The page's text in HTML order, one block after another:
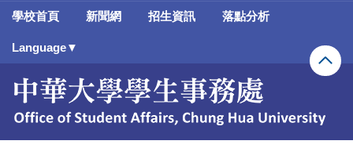
跳
主
容
區
學校首頁 新聞網 招生資訊 落點分析
Language▼